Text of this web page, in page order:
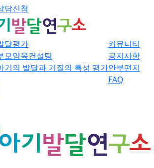
담신청
달평가
모양육컨설팅
기의 발달과 기질의 특성 평가
커뮤니티
공지사항
안부편지
FAQ